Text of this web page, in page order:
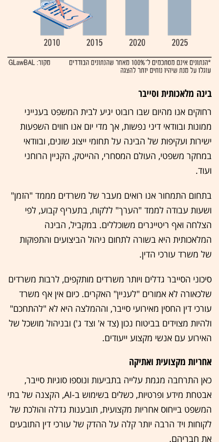
בינה מלאכותית וסייבר
רחוקים אנו מהיום שבו רובוט יגיע לבית המשפט בענייני
ממונות ובוודאי דיני נפשות, אך מדי יום אנו חווים השפעות
ישירות ועקיפות של הבינה על תחומי ייצוג שונים, ובוודאי
במחקר משפטי, העולם המסחרי, ההייטק, הקניין הרוחני
ועוד.
בתחום התמחור אנו רואים מעבר של משרדים מממד "הזמן"
ושעות עבודה לממד "הערך" ללקוח, בתעריף קבוע, לפי
הצלחה ואף ריטיינרים משוכללים. במקביל, הבינה
המלאכותית היא בשורה לתחום ניהול הביצועים והתפוקות
של משרד עורכי הדין.
סיכוני הסייבר גדלים ויותר משרדים מותקפים, לרבות משרדים
שלכאורה לא אמורים "לעניין" האקרים. כיום אין אף משרד
עורכי דין החסין מאירועי סייבר, וההמלצה היא לא "להתחכם"
ולהיות מצוידים בביטוח נכון (צד א' וצד ג') ובניהול מושכל של
האירוע עם אנשי מקצוע ייעודים.
אחריות מקצועית ואתיקה
כאן התרחבה מגמת עלייה בתביעות ונוספו סוגיות סייבר,
אבטחת מידע ופרטיות, כשלים בשימוש ב-AI, הקצנה של בתי
המשפט בייחוס אחריות מקצועית, תובענות גדלה והולכת של
לקוחות ויד הרבה יותר קלה על ההדק של עורכי דין התובעים
את חבריהם.